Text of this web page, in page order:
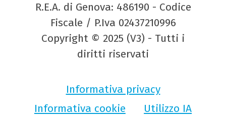
R.E.A. di Genova: 486190 - Codice
Fiscale / P.Iva 02437210996
Copyright © 2025 (V3) - Tutti i
diritti riservati
Informativa privacy
Informativa cookie
Utilizzo IA